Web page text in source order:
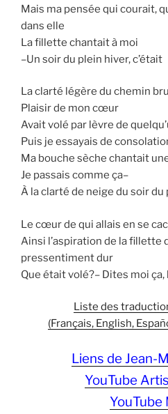
Mais ma pensée qui courait,
dans elle
La fillette chantait à moi
–Un soir du plein hiver, c’était
La clarté légère du chemin
Plaisir de mon cœur
Avait volé par lèvre de
Puis je essayais de
Ma bouche sèche chantait
Je passais comme ça–
À la clarté de neige du soir du
Le cœur de qui allais en se
Ainsi l’aspiration de la fillette
pressentiment dur
Que était volé?– Dites moi
Liste des
(Français, English,
Liens de Jean-
YouTube
YouTube